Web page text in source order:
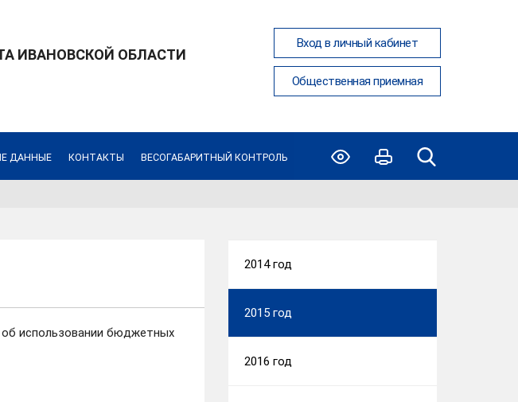
ИВАНОВСКОЙ ОБЛАСТИ
Вход в личный кабинет
Общественная приемная
ДАННЫЕ КОНТАКТЫ ВЕСОГАБАРИТНЫЙ КОНТРОЛЬ
использовании бюджетных
2014 год
2015 год
2016 год